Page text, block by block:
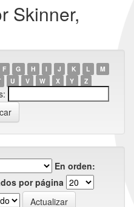
Skinner,
F G H I J K L
M
U V W X Y Z
En orden:
por página